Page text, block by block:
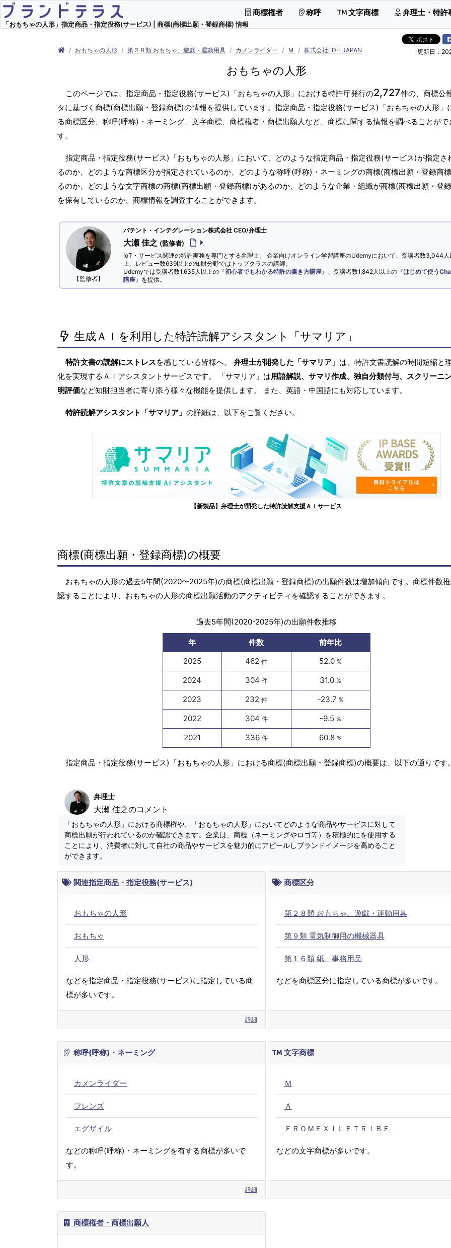
「おもちゃの人形」指定商品・指定役務(サービス) | 商標(商標出願・登録商標) 情報
商標権者 称呼 文字商標 弁理士・特許
おもちゃの人形 第２８類 おもちゃ、遊戯・運動用具 カメンライダー Ｍ 株式会社LDH JAPAN 更新日：
おもちゃの人形
このページでは、指定商品・指定役務(サービス)「おもちゃの人形」における特許庁発行の2,727件の、商標公
タに基づく商標(商標出願・登録商標)の情報を提供しています。指定商品・指定役務(サービス)「おもちゃの人形」
る商標区分、称呼(呼称)・ネーミング、文字商標、商標権者・商標出願人など、商標に関する情報を調べることがで
す。
指定商品・指定役務(サービス)「おもちゃの人形」において、どのような指定商品・指定役務(サービス)が指定さ
るのか、どのような商標区分が指定されているのか、どのような称呼(呼称)・ネーミングの商標(商標出願・登録商
るのか、どのような文字商標の商標(商標出願・登録商標)があるのか、どのような企業・組織が商標(商標出願・登
を保有しているのか、商標情報を調査することができます。
【監修者】
パテント・インテグレーション株式会社 CEO/弁理士
大瀬 佳之 (監修者)
IoT・サービス関連の特許実務を専門とする弁理士。 企業向けオンライン学習講座のUdemyにおいて、受講者数3,044人
上、レビュー数639以上の知財分野ではトップクラスの講師。
Udemyでは受講者数1,635人以上の『初心者でもわかる特許の書き方講座 』、受講者数1,842人以上の『はじめて使う
講座 』を提供。
生成ＡＩを利用した特許読解アシスタント「サマリア」
特許文書の読解にストレスを感じている皆様へ。 弁理士が開発した「サマリア」 は、特許文書読解の時間短縮と
化を実現するＡＩアシスタントサービスです。 「サマリア」は用語解説、サマリ作成、独自分類付与、スクリーニ
明評価など知財担当者に寄り添う様々な機能を提供します。 また、英語・中国語にも対応しています。
特許読解アシスタント「サマリア」 の詳細は、以下をご覧ください。
【新製品】弁理士が開発した特許読解支援ＡＩサービス
商標(商標出願・登録商標)の概要
おもちゃの人形の過去5年間(2020〜2025年)の商標(商標出願・登録商標)の出願件数は増加傾向です。商標件数
認することにより、おもちゃの人形の商標出願活動のアクティビティを確認することができます。
過去5年間(2020-2025年)の出願件数推移
年 件数
前年比
2025
462件 52.0 %
2024 304 件 31.0 %
2023 232件 -23.7 %
2022 304 件 -9.5 %
2021 336 件 60.8 %
指定商品・指定役務(サービス)「おもちゃの人形」における商標(商標出願・登録商標)の概要は、以下の通りです
弁理士
大瀬 佳之のコメント
「おもちゃの人形」における商標権や、「おもちゃの人形」においてどのような商品やサービスに対して
商標出願が行われているのか確認できます。企業は、商標（ネーミングやロゴ等）を積極的にを使用する
ことにより、消費者に対して自社の商品やサービスを魅力的にアピールしブランドイメージを高めること
ができます。
関連指定商品・指定役務(サービス)
おもちゃの人形
おもちゃ
人形
などを指定商品・指定役務(サービス)に指定している商
標が多いです。
詳細
商標区分
第２８類 おもちゃ、遊戯・運動用具
第９類 電気制御用の機械器具
第１６類 紙、事務用品
などを商標区分に指定している商標が多いです。
称呼(呼称)・ネーミング
カメンライダー
フレンズ
エグザイル
などの称呼(呼称)・ネーミングを有する商標が多いで
す。
詳細
文字商標
Ｍ
Ａ
ＦＲＯＭＥＸＩＬＥＴＲＩＢＥ
などの文字商標が多いです。
商標権者・商標出願人